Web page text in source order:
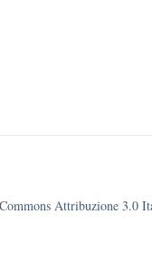
Attribuzione 3.0